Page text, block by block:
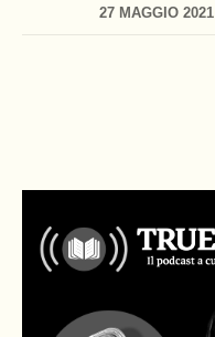
27 MAGGIO 2021